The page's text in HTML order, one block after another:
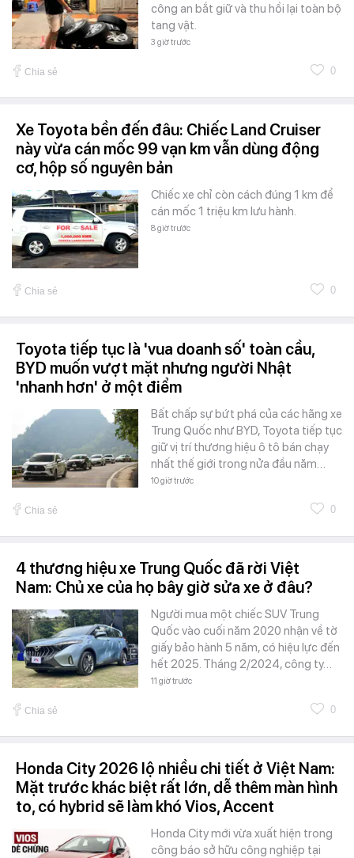
công an bắt giữ và thu hồi lại toàn bộ
tang vật.
3 giờ trước
Chia sẻ 0
Xe Toyota bền đến đâu: Chiếc Land Cruiser
này vừa cán mốc 99 vạn km vẫn dùng động
cơ, hộp số nguyên bản
Chiếc xe chỉ còn cách đúng 1 km để
cán mốc 1 triệu km lưu hành.
8 giờ trước
Chia sẻ 0
Toyota tiếp tục là 'vua doanh số' toàn cầu,
BYD muốn vượt mặt nhưng người Nhật
'nhanh hơn' ở một điểm
Bất chấp sự bứt phá của các hãng xe
Trung Quốc như BYD, Toyota tiếp tục
giữ vị trí thương hiệu ô tô bán chạy
nhất thế giới trong nửa đầu năm…
10 giờ trước
Chia sẻ 0
4 thương hiệu xe Trung Quốc đã rời Việt
Nam: Chủ xe của họ bây giờ sửa xe ở đâu?
Người mua một chiếc SUV Trung
Quốc vào cuối năm 2020 nhận về tờ
giấy bảo hành 5 năm, có hiệu lực đến
hết 2025. Tháng 2/2024, công ty…
11 giờ trước
Chia sẻ 0
Honda City 2026 lộ nhiều chi tiết ở Việt Nam:
Mặt trước khác biệt rất lớn, dễ thêm màn hình
to, có hybrid sẽ làm khó Vios, Accent
Honda City mới vừa xuất hiện trong
công báo sở hữu công nghiệp tại